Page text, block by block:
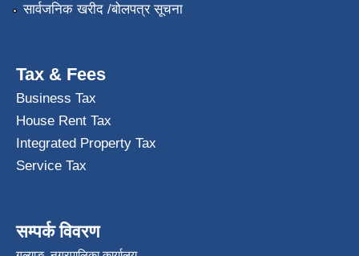
सार्वजनिक खरीद /बोलपत्र सूचना
Tax & Fees
Business Tax
House Rent Tax
Integrated Property Tax
Service Tax
सम्पर्क विवरण